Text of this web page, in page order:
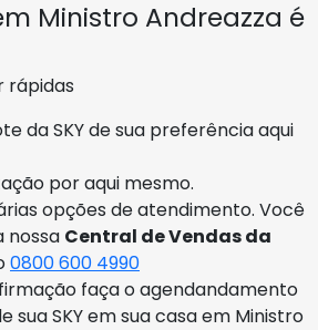
Ministro Andreazza é
rápidas
da SKY de sua preferência aqui
por aqui mesmo.
opções de atendimento. Você
nossa Central de Vendas da
0800 600 4990
faça o agendandamento
sua SKY em sua casa em Ministro